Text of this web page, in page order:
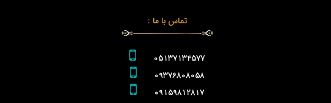
تماس با ما :
05137134577
09376808058
09159812817